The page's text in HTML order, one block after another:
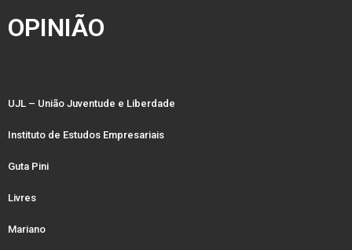
OPINIÃO
UJL – União Juventude e Liberdade
Instituto de Estudos Empresariais
Guta Pini
Livres
Mariano